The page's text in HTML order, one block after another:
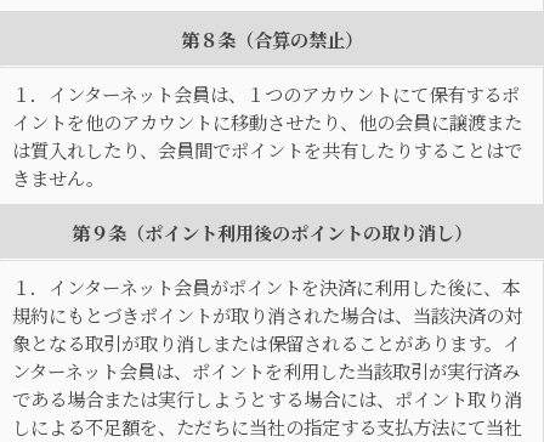
第８条（合算の禁止）
１．インターネット会員は、１つのアカウントにて保有するポ
イントを他のアカウントに移動させたり、他の会員に譲渡また
は質入れしたり、会員間でポイントを共有したりすることはで
きません。
第９条（ポイント利用後のポイントの取り消し）
１．インターネット会員がポイントを決済に利用した後に、本
規約にもとづきポイントが取り消された場合は、当該決済の対
象となる取引が取り消しまたは保留されることがあります。イ
ンターネット会員は、ポイントを利用した当該取引が実行済み
である場合または実行しようとする場合には、ポイント取り消
しによる不足額を、ただちに当社の指定する支払方法にて当社